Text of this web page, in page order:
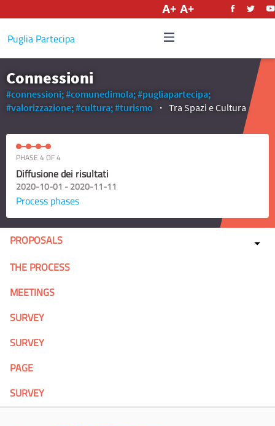
Puglia Partecipa
Connessioni
#connessioni;#comunedimola;#pugliapartecipa;
#valorizzazione;#cultura;#turismo Tra Spazi e Cultura
PHASE 4 OF 4
Diffusione dei risultati
2020-10-01 - 2020-11-11
Process phases
PROPOSALS
THE PROCESS
MEETINGS
SURVEY
SURVEY
PAGE
SURVEY